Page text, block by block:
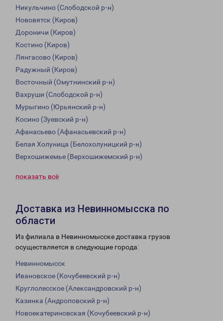
Никульчино (Слободской р-н)
Нововятск (Киров)
Дороничи (Киров)
Костино (Киров)
Лянгасово (Киров)
Радужный (Киров)
Восточный (Омутнинский р-н)
Вахруши (Слободской р-н)
Мурыгино (Юрьянский р-н)
Косино (Зуевский р-н)
Афанасьево (Афанасьевский р-н)
Белая Холуница (Белохолуницкий р-н)
Верхошижемье (Верхошижемский р-н)
показать всё
Доставка из Невинномысска по
области
Из филиала в Невинномысске доставка грузов
осуществляется в следующие города:
Невинномысск
Ивановское (Кочубеевский р-н)
Круглолесское (Александровский р-н)
Казинка (Андроповский р-н)
Новоекатериновская (Кочубеевский р-н)